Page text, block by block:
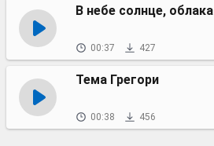
В небе солнце, облака
00:37 427
Тема Грегори
00:38 456